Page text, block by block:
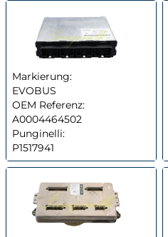
Markierung:
EVOBUS
OEM Referenz:
A0004464502
Punginelli:
P1517941